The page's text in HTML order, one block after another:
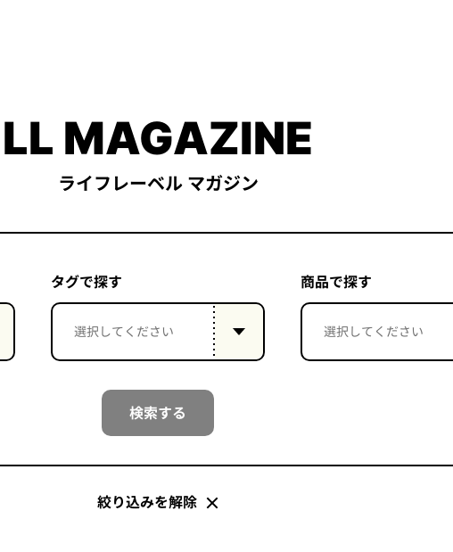
LL MAGAZINE
ライフレーベル マガジン
タグで探す 商品で探す
検索する
絞り込みを解除